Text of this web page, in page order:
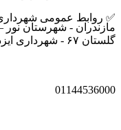
✅ روابط عمومی
مازندران - شهرستان نور
گلستان ۶۷ - شهرداری ایزدشهر
01144536000